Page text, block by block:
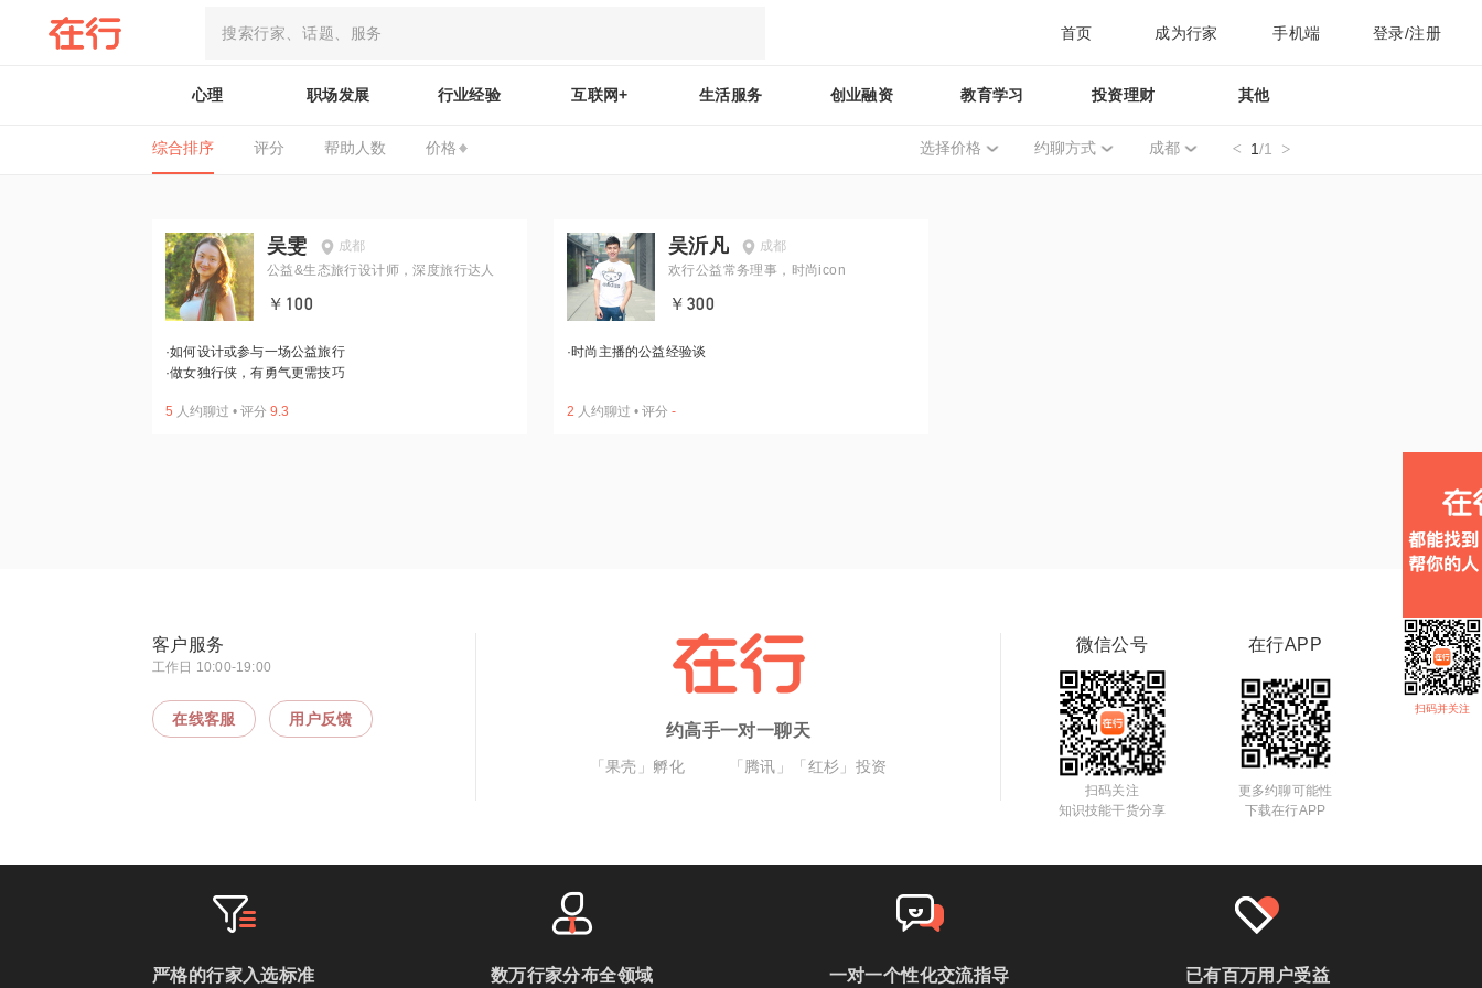
首页 成为行家 手机端 登录/注册
心理 职场发展 行业经验 互联网+ 生活服务 创业融资 教育学习 投资理财 其他
综合排序 评分 帮助人数 价格 选择价格 约聊方式 成都 1/1
吴雯
成都
公益&生态旅行设计师，深度旅行达人
￥100
·如何设计或参与一场公益旅行
·做女独行侠，有勇气更需技巧
5 人约聊过 • 评分 9.3
吴沂凡
成都
欢行公益常务理事，时尚icon
￥300
·时尚主播的公益经验谈
2 人约聊过 • 评分 -
扫码并关注
客户服务
工作日 10:00-19:00
在线客服 用户反馈
约高手一对一聊天
「果壳」孵化 「腾讯」「红杉」投资
微信公号
扫码关注
知识技能干货分享
在行APP
更多约聊可能性
下载在行APP
严格的行家入选标准 数万行家分布全领域 一对一个性化交流指导 已有百万用户受益